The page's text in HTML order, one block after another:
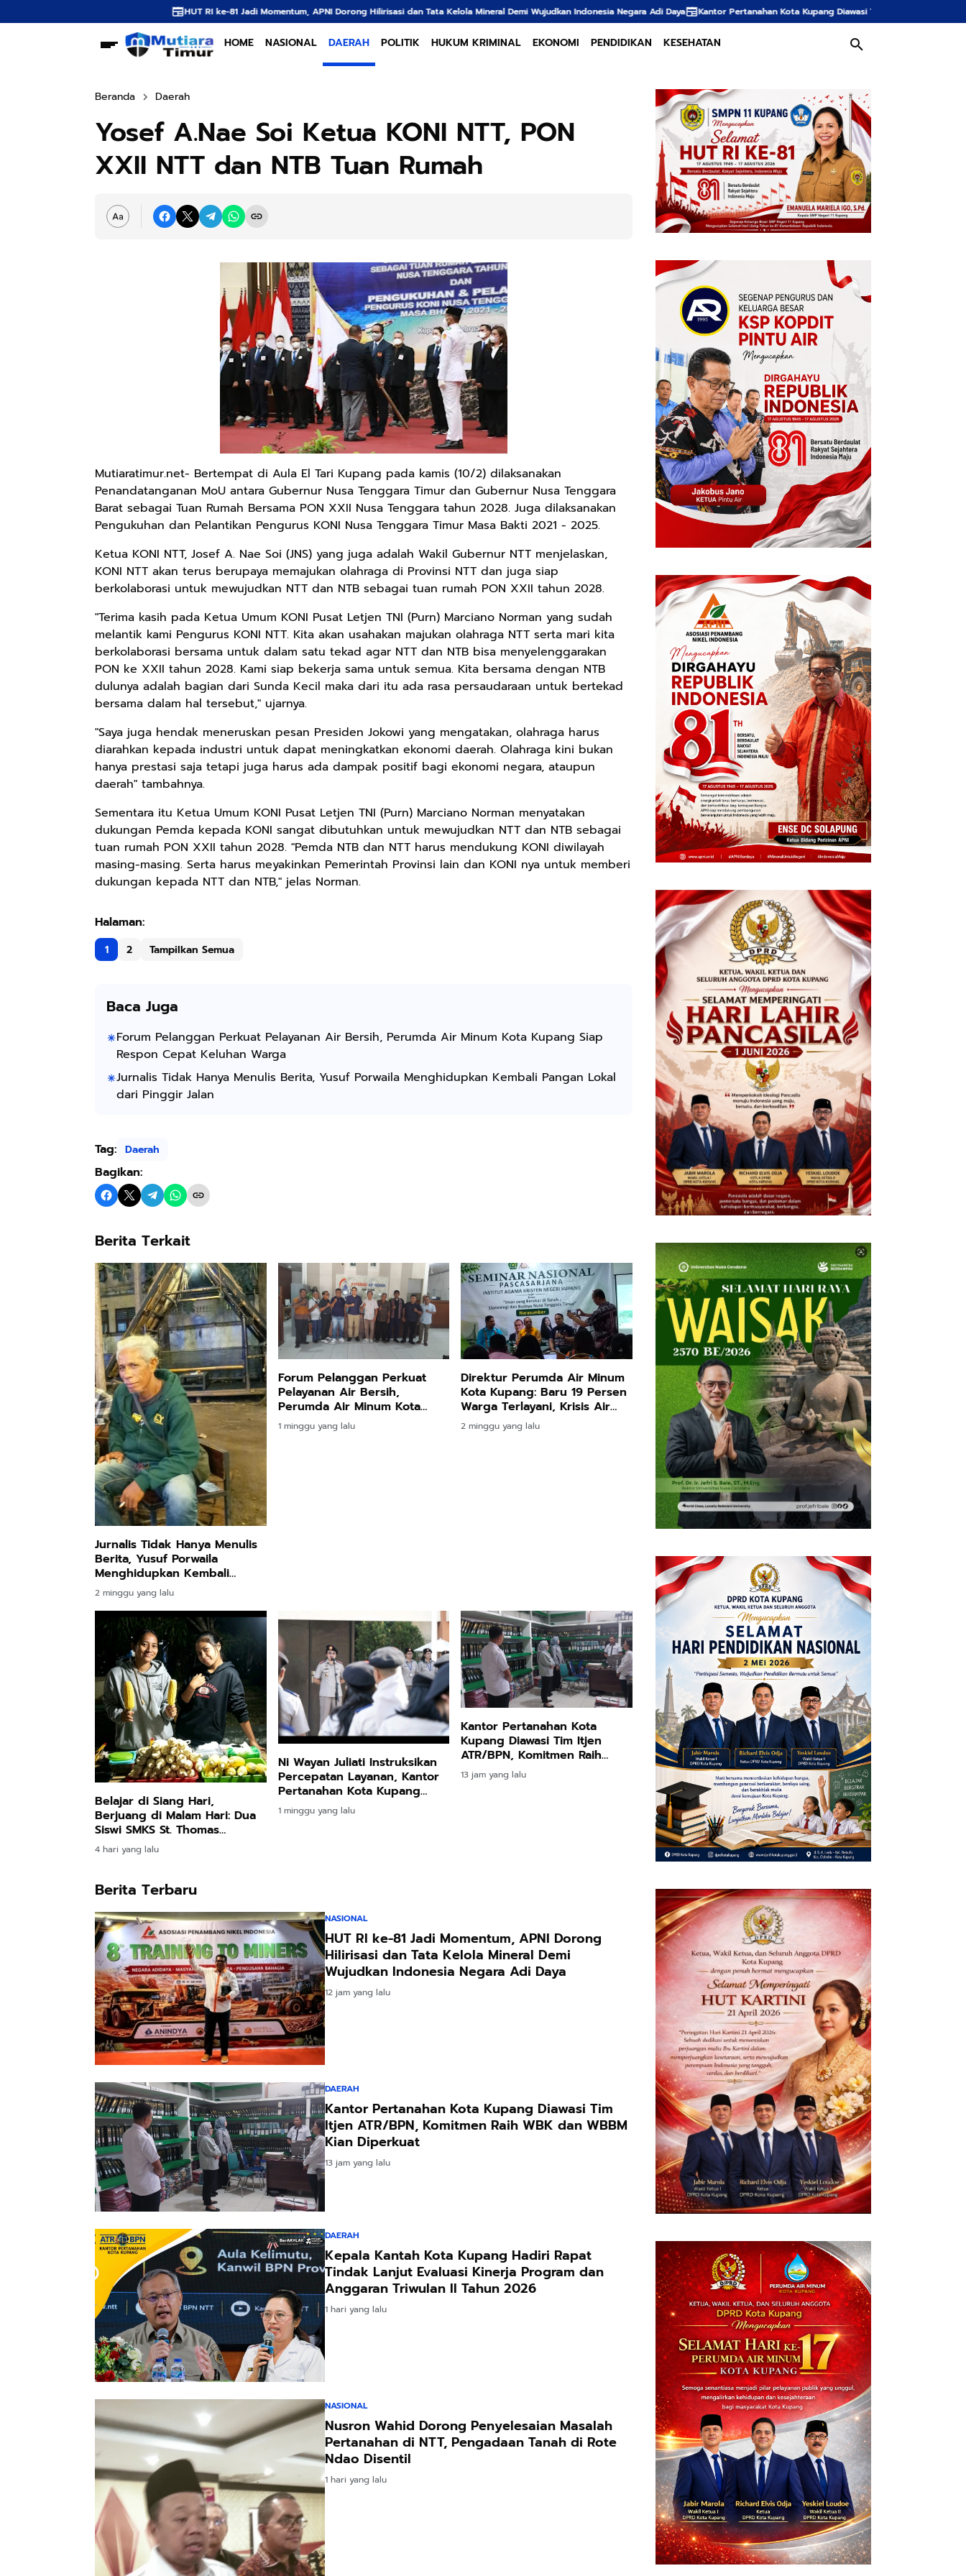
HUT RI ke-81 Jadi Momentum, APNI Dorong Hilirisasi dan Tata Kelola Mineral Demi Wujudkan Indonesia Negara Adi Daya Kantor Pertanahan Kota Kupang Diawasi Tim Itjen ATR/BPN, Komitmen Raih WBK dan WBBM
HOME NASIONAL DAERAH POLITIK HUKUM KRIMINAL EKONOMI PENDIDIKAN KESEHATAN
Beranda Daerah
Yosef A.Nae Soi Ketua KONI NTT, PON
XXII NTT dan NTB Tuan Rumah
Mutiaratimur.net- Bertempat di Aula El Tari Kupang pada kamis (10/2) dilaksanakan
Penandatanganan MoU antara Gubernur Nusa Tenggara Timur dan Gubernur Nusa Tenggara
Barat sebagai Tuan Rumah Bersama PON XXII Nusa Tenggara tahun 2028. Juga dilaksanakan
Pengukuhan dan Pelantikan Pengurus KONI Nusa Tenggara Timur Masa Bakti 2021 - 2025.
Ketua KONI NTT, Josef A. Nae Soi (JNS) yang juga adalah Wakil Gubernur NTT menjelaskan,
KONI NTT akan terus berupaya memajukan olahraga di Provinsi NTT dan juga siap
berkolaborasi untuk mewujudkan NTT dan NTB sebagai tuan rumah PON XXII tahun 2028.
"Terima kasih pada Ketua Umum KONI Pusat Letjen TNI (Purn) Marciano Norman yang sudah
melantik kami Pengurus KONI NTT. Kita akan usahakan majukan olahraga NTT serta mari kita
berkolaborasi bersama untuk dalam satu tekad agar NTT dan NTB bisa menyelenggarakan
PON ke XXII tahun 2028. Kami siap bekerja sama untuk semua. Kita bersama dengan NTB
dulunya adalah bagian dari Sunda Kecil maka dari itu ada rasa persaudaraan untuk bertekad
bersama dalam hal tersebut," ujarnya.
"Saya juga hendak meneruskan pesan Presiden Jokowi yang mengatakan, olahraga harus
diarahkan kepada industri untuk dapat meningkatkan ekonomi daerah. Olahraga kini bukan
hanya prestasi saja tetapi juga harus ada dampak positif bagi ekonomi negara, ataupun
daerah" tambahnya.
Sementara itu Ketua Umum KONI Pusat Letjen TNI (Purn) Marciano Norman menyatakan
dukungan Pemda kepada KONI sangat dibutuhkan untuk mewujudkan NTT dan NTB sebagai
tuan rumah PON XXII tahun 2028. "Pemda NTB dan NTT harus mendukung KONI diwilayah
masing-masing. Serta harus meyakinkan Pemerintah Provinsi lain dan KONI nya untuk memberi
dukungan kepada NTT dan NTB," jelas Norman.
1 2 Tampilkan Semua
Baca Juga
Forum Pelanggan Perkuat Pelayanan Air Bersih, Perumda Air Minum Kota Kupang Siap
Respon Cepat Keluhan Warga
Jurnalis Tidak Hanya Menulis Berita, Yusuf Porwaila Menghidupkan Kembali Pangan Lokal
dari Pinggir Jalan
Tag: Daerah
Bagikan:
Berita Terkait
Jurnalis Tidak Hanya Menulis
Berita, Yusuf Porwaila
Menghidupkan Kembali
Pangan Lokal dari Pinggir
Jalan
2 minggu yang lalu
Forum Pelanggan Perkuat
Pelayanan Air Bersih,
Perumda Air Minum Kota
Kupang Siap Respon Cepat
Keluhan Warga
1 minggu yang lalu
Direktur Perumda Air Minum
Kota Kupang: Baru 19 Persen
Warga Terlayani, Krisis Air
Baku Jadi Tantangan Utama
2 minggu yang lalu
Belajar di Siang Hari,
Berjuang di Malam Hari: Dua
Siswi SMKS St. Thomas
Maumere Menolak Menyerah
Demi Masa Depan
4 hari yang lalu
Ni Wayan Juliati Instruksikan
Percepatan Layanan, Kantor
Pertanahan Kota Kupang
Genjot Penyelesaian
Tunggakan
1 minggu yang lalu
Kantor Pertanahan Kota
Kupang Diawasi Tim Itjen
ATR/BPN, Komitmen Raih
WBK dan WBBM Kian
Diperkuat
13 jam yang lalu
Berita Terbaru
NASIONAL
HUT RI ke-81 Jadi Momentum, APNI Dorong
Hilirisasi dan Tata Kelola Mineral Demi
Wujudkan Indonesia Negara Adi Daya
12 jam yang lalu
DAERAH
Kantor Pertanahan Kota Kupang Diawasi Tim
Itjen ATR/BPN, Komitmen Raih WBK dan WBBM
Kian Diperkuat
13 jam yang lalu
DAERAH
Kepala Kantah Kota Kupang Hadiri Rapat
Tindak Lanjut Evaluasi Kinerja Program dan
Anggaran Triwulan II Tahun 2026
1 hari yang lalu
NASIONAL
Nusron Wahid Dorong Penyelesaian Masalah
Pertanahan di NTT, Pengadaan Tanah di Rote
Ndao Disentil
1 hari yang lalu